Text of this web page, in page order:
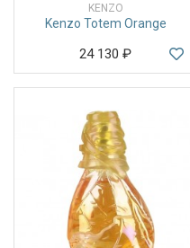
KENZO
Kenzo Totem Orange
24 130 ₽